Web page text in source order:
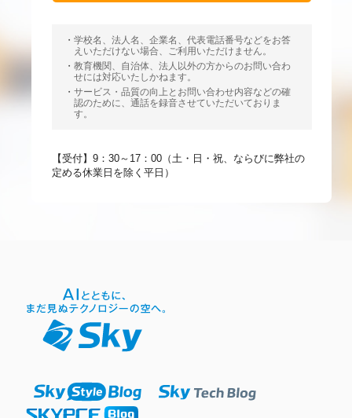
学校名、法人名、企業名、代表電話番号などをお答
えいただけない場合、ご利用いただけません。
教育機関、自治体、法人以外の方からのお問い合わ
せには対応いたしかねます。
サービス・品質の向上とお問い合わせ内容などの確
認のために、通話を録音させていただいておりま
す。
【受付】9：30～17：00（土・日・祝、ならびに弊社の
定める休業日を除く平日）